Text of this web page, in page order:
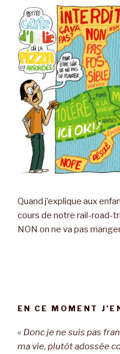
Quand j’explique aux
cours de notre rail-road-
NON on ne va pas
EN CE MOMENT
« Donc je ne suis pas
ma vie, plutôt adossée